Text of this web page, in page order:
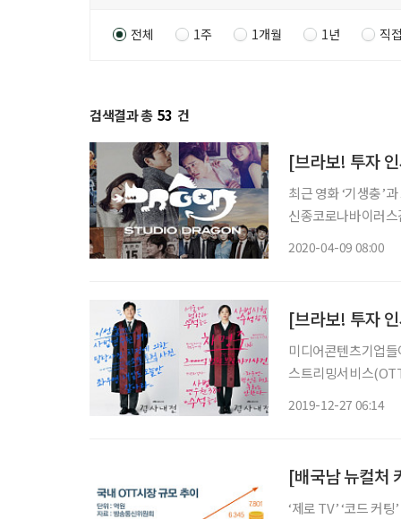
전체 1주 1개월 1년 직
검색결과 총 53 건
[브라보! 투자
최근 영화 ‘기생충’
신종코로나바이러
2020-04-09 08:00
[브라보! 투자
미디어콘텐츠기업
스트리밍서비스
2019-12-27 06:14
[배국남 뉴컬처
‘제로 TV’ ‘코드 커팅’